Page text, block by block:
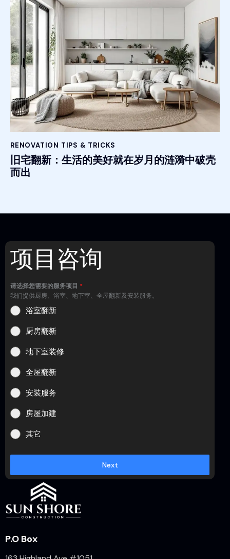
RENOVATION TIPS & TRICKS
旧宅翻新：生活的美好就在岁月的涟漪中破壳
而出
项目咨询
请选择您需要的服务项目 *
我们提供厨房、浴室、地下室、全屋翻新及安装服务。
浴室翻新
厨房翻新
地下室装修
全屋翻新
安装服务
房屋加建
其它
Next
P.O Box